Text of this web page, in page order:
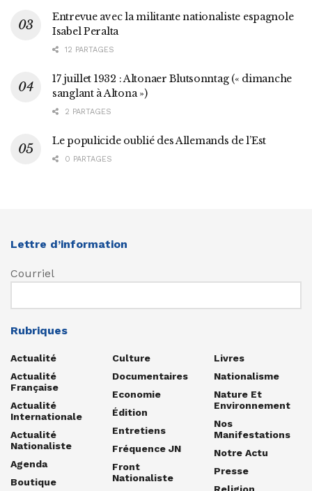
Entrevue avec la militante nationaliste espagnole
Isabel Peralta
12 PARTAGES
17 juillet 1932 : Altonaer Blutsonntag (« dimanche
sanglant à Altona »)
2 PARTAGES
Le populicide oublié des Allemands de l’Est
0 PARTAGES
Lettre d’information
Courriel
Rubriques
Actualité
Actualité
Française
Actualité
Internationale
Actualité
Nationaliste
Agenda
Boutique
Culture
Documentaires
Economie
Édition
Entretiens
Fréquence JN
Front
Nationaliste
Livres
Nationalisme
Nature Et
Environnement
Nos
Manifestations
Notre Actu
Presse